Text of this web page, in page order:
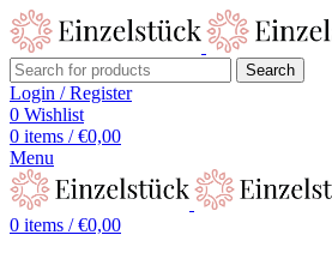
Search
Login / Register
0 Wishlist
0 items / €0,00
Menu
0 items / €0,00